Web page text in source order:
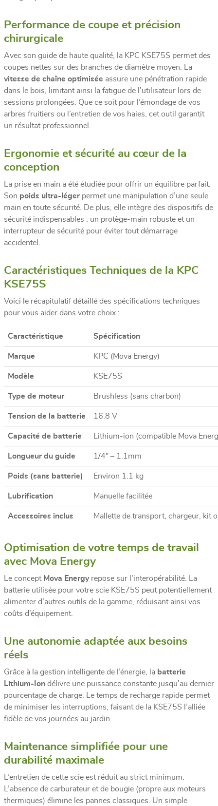
Performance de coupe et précision
chirurgicale
Avec son guide de haute qualité, la KPC KSE75S permet des
coupes nettes sur des branches de diamètre moyen. La
vitesse de chaîne optimisée assure une pénétration rapide
dans le bois, limitant ainsi la fatigue de l’utilisateur lors de
sessions prolongées. Que ce soit pour l’émondage de vos
arbres fruitiers ou l’entretien de vos haies, cet outil garantit
un résultat professionnel.
Ergonomie et sécurité au cœur de la
conception
La prise en main a été étudiée pour offrir un équilibre parfait.
Son poids ultra-léger permet une manipulation d’une seule
main en toute sécurité. De plus, elle intègre des dispositifs de
sécurité indispensables : un protège-main robuste et un
interrupteur de sécurité pour éviter tout démarrage
accidentel.
Caractéristiques Techniques de la KPC
KSE75S
Voici le récapitulatif détaillé des spécifications techniques
pour vous aider dans votre choix :
Caractéristique Spécification
Marque KPC (Mova Energy)
Modèle KSE75S
Type de moteur Brushless (sans charbon)
Tension de la batterie 16.8 V
Capacité de batterie Lithium-ion (compatible Mova
Longueur du guide 1/4″ – 1.1mm
Poids (sans batterie) Environ 1.1 kg
Lubrification Manuelle facilitée
Accessoires inclus Mallette de transport, chargeur, kit
Optimisation de votre temps de travail
avec Mova Energy
Le concept Mova Energyrepose sur l’interopérabilité. La
batterie utilisée pour votre scie KSE75S peut potentiellement
alimenter d’autres outils de la gamme, réduisant ainsi vos
coûts d’équipement.
Une autonomie adaptée aux besoins
réels
Grâce à la gestion intelligente de l’énergie, la batterie
Lithium-Ion délivre une puissance constante jusqu’au dernier
pourcentage de charge. Le temps de recharge rapide permet
de minimiser les interruptions, faisant de la KSE75S l’alliée
fidèle de vos journées au jardin.
Maintenance simplifiée pour une
durabilité maximale
L’entretien de cette scie est réduit au strict minimum.
L’absence de carburateur et de bougie (propre aux moteurs
thermiques) élimine les pannes classiques. Un simple